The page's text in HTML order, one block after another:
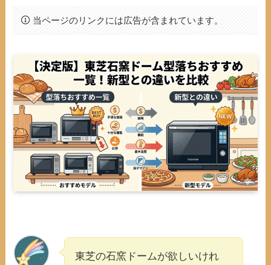
当ページのリンクには広告が含まれています。
東芝の石窯ドームが欲しいけれ